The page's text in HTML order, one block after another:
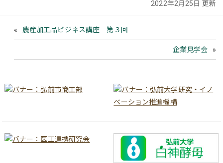
2022年2月25日 更新
農産加工品ビジネス講座 第３回
企業見学会